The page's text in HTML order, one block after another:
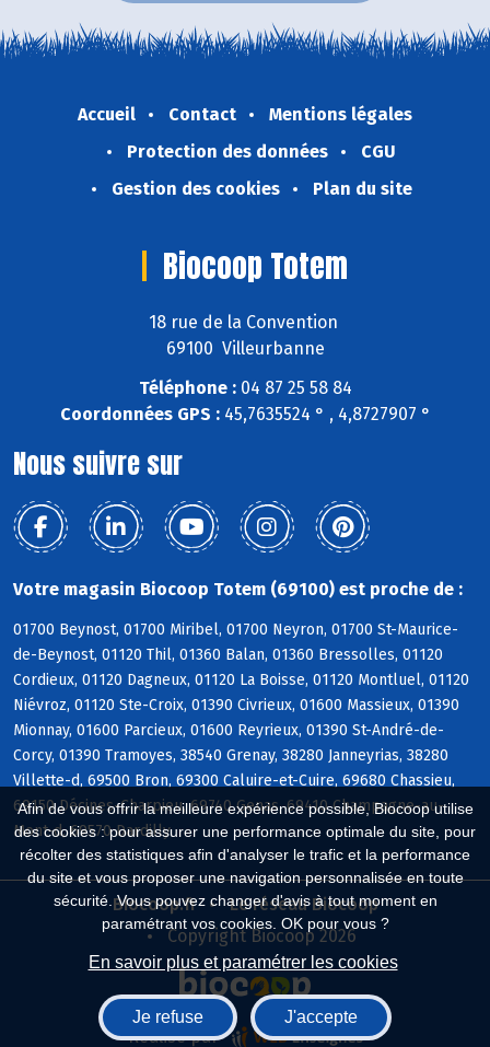
Afin de vous offrir la meilleure expérience possible, Biocoop utilise
des cookies : pour assurer une performance optimale du site, pour
récolter des statistiques afin d'analyser le trafic et la performance
du site et vous proposer une navigation personnalisée en toute
sécurité. Vous pouvez changer d'avis à tout moment en
paramétrant vos cookies. OK pour vous ?
En savoir plus et paramétrer les cookies
Je refuse J'accepte
Accueil Contact
Mentions légales
Protection des données
CGU
Gestion des cookies
Plan du site
Biocoop Totem
18 rue de la Convention
69100 Villeurbanne
Téléphone :04 87 25 58 84
Coordonnées GPS :45,7635524 ° , 4,8727907 °
Nous suivre sur
Votre magasin Biocoop Totem (69100) est proche de :
01700 Beynost, 01700 Miribel, 01700 Neyron, 01700 St-Maurice-
de-Beynost, 01120 Thil, 01360 Balan, 01360 Bressolles, 01120
Cordieux, 01120 Dagneux, 01120 La Boisse, 01120 Montluel, 01120
Niévroz, 01120 Ste-Croix, 01390 Civrieux, 01600 Massieux, 01390
Mionnay, 01600 Parcieux, 01600 Reyrieux, 01390 St-André-de-
Corcy, 01390 Tramoyes, 38540 Grenay, 38280 Janneyrias, 38280
Villette-d, 69500 Bron, 69300 Caluire-et-Cuire, 69680 Chassieu,
69150 Décines-Charpieu, 69740 Genas, 69410 Champagne-au-
Mont-d, 69570 Dardilly
Biocoop.fr
Le réseau Biocoop
Copyright Biocoop 2026
Réalisé par